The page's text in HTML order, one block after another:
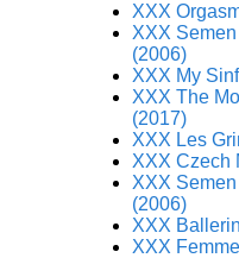
XXX
XXX
(2006)
XXX My
XXX The
(2017)
XXX Les
XXX Czech
XXX
(2006)
XXX
XXX